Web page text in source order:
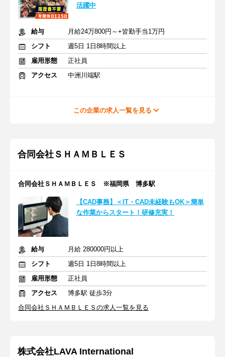
活躍中
給与
月給24万800円～+皆勤手当1万円
シフト
週5日 1日8時間以上
雇用形態
正社員
アクセス
中洲川端駅
この企業の求人一覧を見る
合同会社ＳＨＡＭＢＬＥＳ
合同会社ＳＨＡＭＢＬＥＳ ※福岡県 博多駅
【CAD事務】＜IT・CAD未経験もOK＞簡単
な作業からスタート！研修充実！
給与
月給 280000円以上
シフト
週5日 1日8時間以上
雇用形態
正社員
アクセス
博多駅 徒歩3分
合同会社ＳＨＡＭＢＬＥＳの求人一覧を見る
株式会社LAVA International